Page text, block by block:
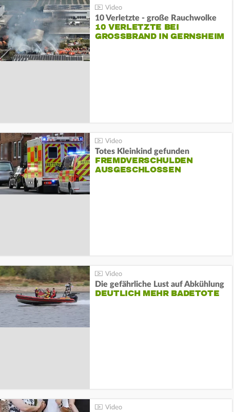
10 Verletzte - große Rauchwolke
10 VERLETZTE BEI
GROSSBRAND IN GERNSHEIM
Totes Kleinkind gefunden
FREMDVERSCHULDEN
AUSGESCHLOSSEN
Die gefährliche Lust auf Abkühlung
DEUTLICH MEHR BADETOTE